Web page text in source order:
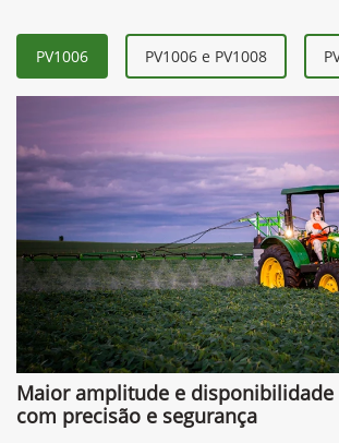
PV1006 PV1006 e PV1008
Maior amplitude e disponibilidade
com precisão e segurança